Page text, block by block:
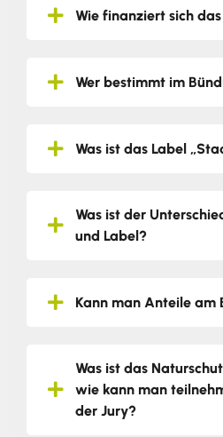
Wie finanziert sich
Wer bestimmt im
Was ist das Label
Was ist der
und Label?
Kann man Anteile am
Was ist das
wie kann man
der Jury?